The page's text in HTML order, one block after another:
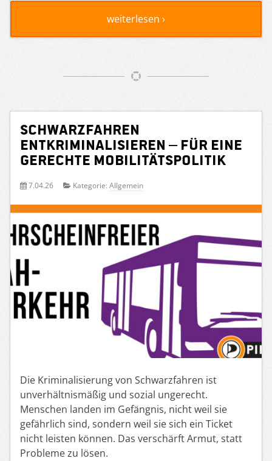
weiterlesen ›
Schwarzfahren
entkriminalisieren – für eine
gerechte Mobilitätspolitik
7.04.26 Kategorie: Allgemein
Die Kriminalisierung von Schwarzfahren ist
unverhältnismäßig und sozial ungerecht.
Menschen landen im Gefängnis, nicht weil sie
gefährlich sind, sondern weil sie sich ein Ticket
nicht leisten können. Das verschärft Armut, statt
Probleme zu lösen.